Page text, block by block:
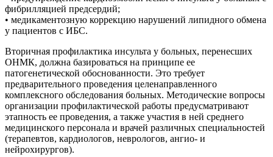
фибрилляцией предсердий;
• медикаментозную коррекцию нарушений липидного обмена
у пациентов с ИБС.
Вторичная профилактика инсульта у больных, перенесших
ОНМК, должна базироваться на принципе ее
патогенетической обоснованности. Это требует
предварительного проведения целенаправленного
комплексного обследования больных. Методические вопросы
организации профилактической работы предусматривают
этапность ее проведения, а также участия в ней среднего
медицинского персонала и врачей различных специальностей
(терапевтов, кардиологов, неврологов, ангио- и
нейрохирургов).